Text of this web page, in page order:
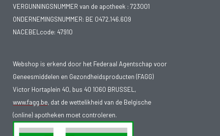
VERGUNNINGSNUMMER van de apotheek : 723001
ONDERNEMINGSNUMMER: BE 0472.146.609
NACEBELcode: 47910
Webshop is erkend door het Federaal Agentschap voor
Geneesmiddelen en Gezondheidsproducten (FAGG)
Victor Hortaplein 40, bus 40 1060 BRUSSEL,
www.fagg.be, dat de wettelikheid van de Belgische
(online) apotheken moet controleren.